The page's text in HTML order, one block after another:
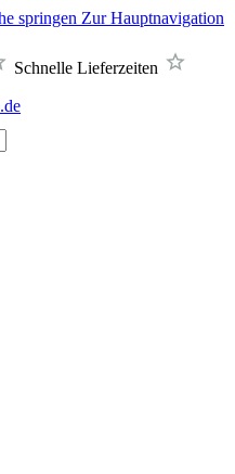
springen Zur Hauptnavigation
Schnelle Lieferzeiten